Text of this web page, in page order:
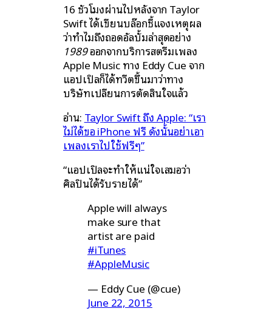
16 ชั่วโมงผ่านไปหลังจาก Taylor
Swift ได้เขียนบล๊อกชี้แจงเหตุผล
ว่าทำไมถึงถอดอัลบั้มล่าสุดอย่าง
1989ออกจากบริการสตรีมเพลง
Apple Music ทาง Eddy Cue จาก
แอปเปิลก็ได้ทวีตขึ้นมาว่าทาง
บริษัทเปลี่ยนการตัดสินใจแล้ว
อ่าน: Taylor Swift ถึง Apple: “เรา
ไม่ได้ขอ iPhone ฟรี ดังนั้นอย่าเอา
เพลงเราไปใช้ฟรีๆ”
“แอปเปิลจะทำให้แน่ใจเสมอว่า
ศิลปินได้รับรายได้”
Apple will always
make sure that
artist are paid
#iTunes
#AppleMusic
— Eddy Cue (@cue)
June 22, 2015